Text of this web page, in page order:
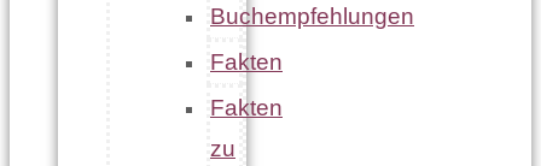
Buchempfehlungen
Fakten
Fakten
zu